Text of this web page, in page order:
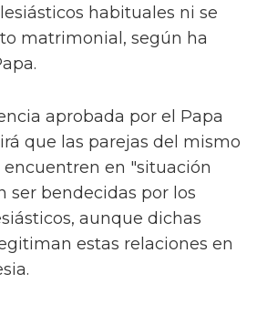
habituales ni se
matrimonial, según ha
aprobada por el Papa
que las parejas del mismo
encuentren en "situación
ser bendecidas por los
aunque dichas
estas relaciones en